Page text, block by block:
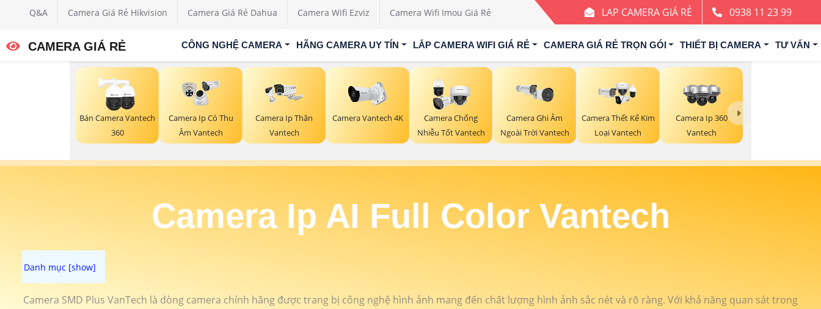
Q&A Camera Giá Rẻ Hikvision Camera Giá Rẻ Dahua Camera Wifi Ezviz Camera Wifi Imou Giá Rẻ LAP CAMERA GIÁ RẺ 0938 11 23 99
CAMERA GIÁ RẺ CÔNG NGHỆ CAMERA HÃNG CAMERA UY TÍN LẮP CAMERA WIFI GIÁ RẺ CAMERA GIÁ RẺ TRỌN GÓI THIẾT BỊ CAMERA TƯ VẤN
Bán Camera Vantech
360
Camera Ip Có Thu
Âm Vantech
Camera Ip Thân
Vantech
Camera Vantech 4K
Camera Chống
Nhiễu Tốt Vantech
Camera Ghi Âm
Ngoài Trời Vantech
Camera Thết Kế Kim
Loại Vantech
Camera Ip 360
Vantech
Camera Ip AI Full Color Vantech
Camera SMD Plus VanTech là dòng camera chính hãng được trang bị công nghệ hình ảnh mang đến chất lượng hình ảnh sắc nét và rõ ràng. Với khả năng quan sát trong